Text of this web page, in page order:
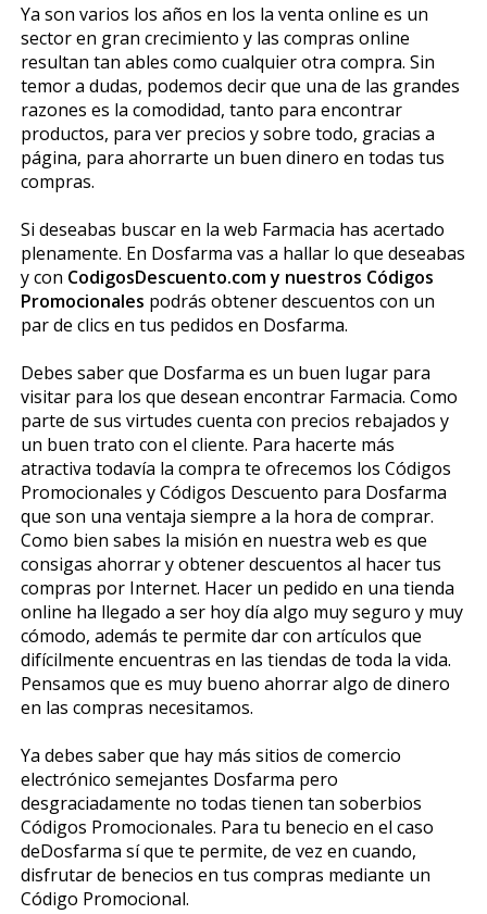
Ya son varios los años en los la venta online es un
sector en gran crecimiento y las compras online
resultan tan fiables como cualquier otra compra. Sin
temor a dudas, podemos decir que una de las grandes
razones es la comodidad, tanto para encontrar
productos, para ver precios y sobre todo, gracias a
página, para ahorrarte un buen dinero en todas tus
compras.
Si deseabas buscar en la web Farmacia has acertado
plenamente. En Dosfarma vas a hallar lo que deseabas
y con CodigosDescuento.com y nuestros Códigos
Promocionales podrás obtener descuentos con un
par de clics en tus pedidos en Dosfarma.
Debes saber que Dosfarma es un buen lugar para
visitar para los que desean encontrar Farmacia. Como
parte de sus virtudes cuenta con precios rebajados y
un buen trato con el cliente. Para hacerte más
atractiva todavía la compra te ofrecemos los Códigos
Promocionales y Códigos Descuento para Dosfarma
que son una ventaja siempre a la hora de comprar.
Como bien sabes la misión en nuestra web es que
consigas ahorrar y obtener descuentos al hacer tus
compras por Internet. Hacer un pedido en una tienda
online ha llegado a ser hoy día algo muy seguro y muy
cómodo, además te permite dar con artículos que
difícilmente encuentras en las tiendas de toda la vida.
Pensamos que es muy bueno ahorrar algo de dinero
en las compras necesitamos.
Ya debes saber que hay más sitios de comercio
electrónico semejantes Dosfarma pero
desgraciadamente no todas tienen tan soberbios
Códigos Promocionales. Para tu beneficio en el caso
deDosfarma sí que te permite, de vez en cuando,
disfrutar de beneficios en tus compras mediante un
Código Promocional.